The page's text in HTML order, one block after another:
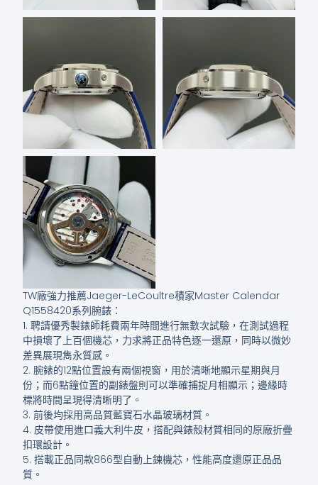
TW廠強力推薦Jaeger-LeCoultre積家Master Calendar
Q1558420系列腕錶：
1. 聘請優秀製錶師耗費兩年時間進行無數次試驗，在測試過程
中損壞了上百個機芯，力求將正品特色逐一還原，同時以微妙
差異展現雋永質感。
2. 腕錶的12點位置設有兩個視窗，用於清晰地顯示星期與月
份；而6點鐘位置的副錶盤則可以準確捕捉月相顯示；邊緣時
標將時間呈現得清晰明了。
3. 前後均採用高品質藍寶石水晶玻璃材質。
4. 皮帶使用進口義大利牛皮，搭配與錶殼材質相同的原廠折疊
扣環設計。
5. 搭載正品同款866型自動上鍊機芯，性能高度還原正品品
質。